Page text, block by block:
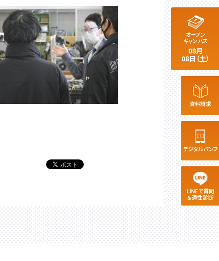
オープン
キャンパス
08月
08日（土）
資料請求
デジタルパンフ
LINEで質問
＆適性診断